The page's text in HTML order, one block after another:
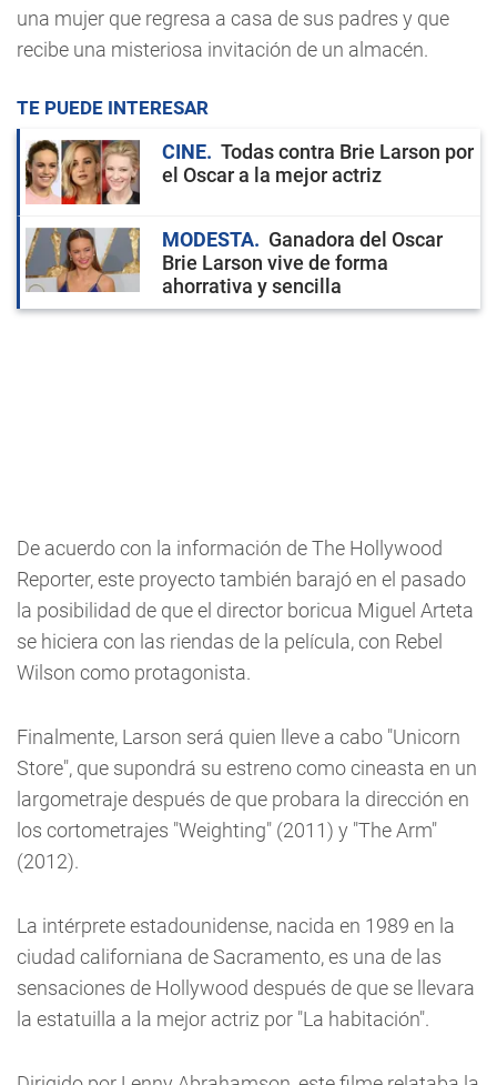
una mujer que regresa a casa de sus padres y que
recibe una misteriosa invitación de un almacén.
TE PUEDE INTERESAR
CINE
Todas contra Brie Larson por
el Oscar a la mejor actriz
MODESTA
Ganadora del Oscar
Brie Larson vive de forma
ahorrativa y sencilla
De acuerdo con la información de The Hollywood
Reporter, este proyecto también barajó en el pasado
la posibilidad de que el director boricua Miguel Arteta
se hiciera con las riendas de la película, con Rebel
Wilson como protagonista.
Finalmente, Larson será quien lleve a cabo "Unicorn
Store", que supondrá su estreno como cineasta en un
largometraje después de que probara la dirección en
los cortometrajes "Weighting" (2011) y "The Arm"
(2012).
La intérprete estadounidense, nacida en 1989 en la
ciudad californiana de Sacramento, es una de las
sensaciones de Hollywood después de que se llevara
la estatuilla a la mejor actriz por "La habitación".